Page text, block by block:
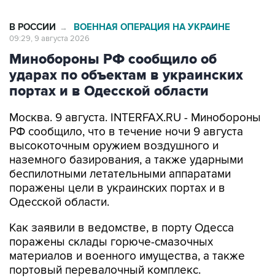
В РОССИИ → ВОЕННАЯ ОПЕРАЦИЯ НА УКРАИНЕ
09:29, 9 августа 2026
Минобороны РФ сообщило об
ударах по объектам в украинских
портах и в Одесской области
Москва. 9 августа. INTERFAX.RU - Минобороны
РФ сообщило, что в течение ночи 9 августа
высокоточным оружием воздушного и
наземного базирования, а также ударными
беспилотными летательными аппаратами
поражены цели в украинских портах и в
Одесской области.
Как заявили в ведомстве, в порту Одесса
поражены склады горюче-смазочных
материалов и военного имущества, а также
портовый перевалочный комплекс.